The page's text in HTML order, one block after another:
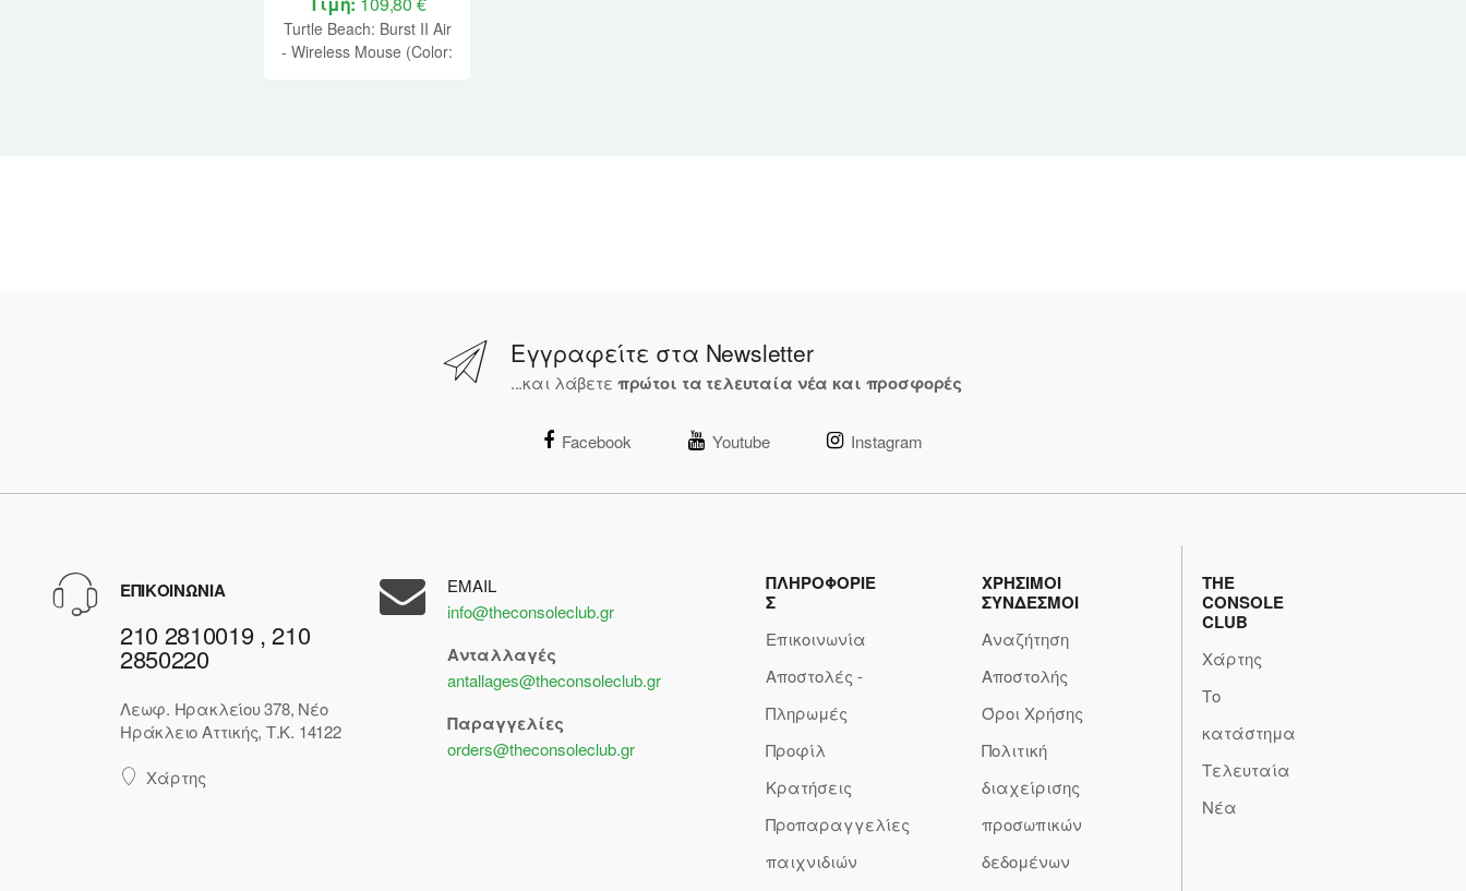
Turtle Beach: Burst II Air
- Wireless Mouse (Color:
Εγγραφείτε στα Newsletter
...και λάβετε πρώτοι τα τελευταία νέα και προσφορές
Facebook Youtube Instagram
ΕΠΙΚΟΙΝΩΝΙΑ
210 2810019 , 210
2850220
Λεωφ. Ηρακλείου 378, Νέο
Ηράκλειο Αττικής, Τ.Κ. 14122
Χάρτης
EMAIL
info@theconsoleclub.gr
Ανταλλαγές
antallages@theconsoleclub.gr
Παραγγελίες
orders@theconsoleclub.gr
ΠΛΗΡΟΦΟΡΙΕ
Σ
Επικοινωνία
Αποστολές -
Πληρωμές
Προφίλ
Κρατήσεις
Προπαραγγελίες
παιχνιδιών
ΧΡΗΣΙΜΟΙ
ΣΥΝΔΕΣΜΟΙ
Αναζήτηση
Αποστολής
Όροι Χρήσης
Πολιτική
διαχείρισης
προσωπικών
δεδομένων
THE
CONSOLE
CLUB
Χάρτης
Το
κατάστημα
Τελευταία
Νέα